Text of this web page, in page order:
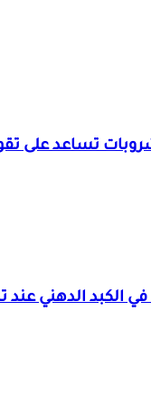
الكبد الدهني عند